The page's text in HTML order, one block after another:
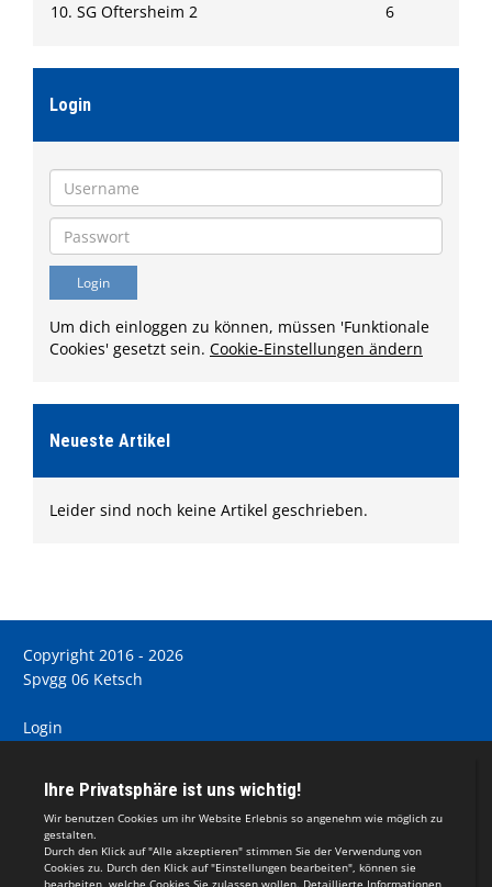
10. SG Oftersheim 2
6
Login
Um dich einloggen zu können, müssen 'Funktionale
Cookies' gesetzt sein. Cookie-Einstellungen ändern
Neueste Artikel
Leider sind noch keine Artikel geschrieben.
Copyright 2016 - 2026
Spvgg 06 Ketsch
Login
Impressum
Teamsports 2
Dein Sportverein online